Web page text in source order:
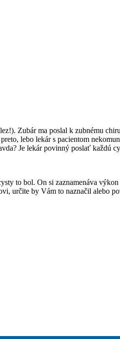
Zubár ma poslal k zubnému
lebo lekár s pacientom
Je lekár povinný poslať každú
to bol. On si zaznamenáva
určite by Vám to naznačil alebo